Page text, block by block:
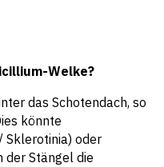
Welke?
das Schotendach, so
könnte
Sklerotinia) oder
der Stängel die